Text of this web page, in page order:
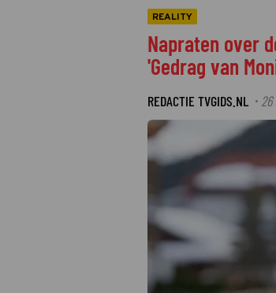
REALITY
Napraten over
'Gedrag van
REDACTIE TVGIDS.NL · 26